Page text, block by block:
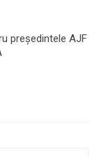
preşedintele AJF